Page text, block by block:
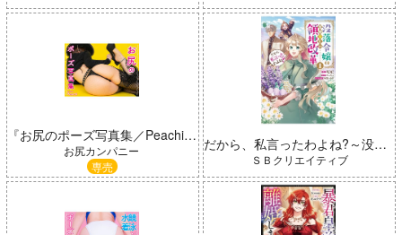
春夏秋冬代行者 春の舞 黄泉のツガイ
『お尻のポーズ写真集／Peachi』作画資料・ポーズ集
お尻カンパニー
専売
だから、私言ったわよね?～没落令嬢の案外楽しい領地改革～ コミック 1
ＳＢクリエイティブ